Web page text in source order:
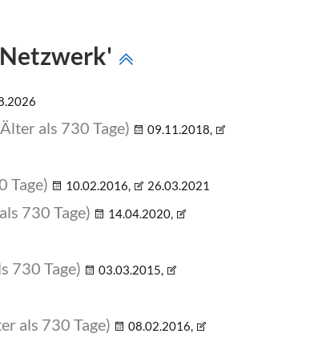
als 730 Tage)
09.11.2018,
Tage) 10.02.2016, 26.03.2021
730 Tage)
14.04.2020,
730 Tage)
03.03.2015,
als 730 Tage)
08.02.2016,